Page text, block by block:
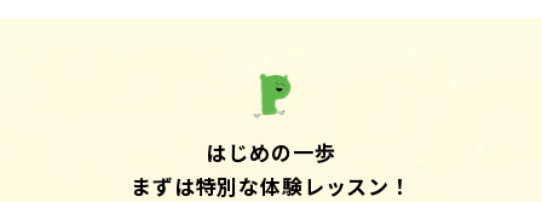
はじめの一歩
まずは特別な体験レッスン！